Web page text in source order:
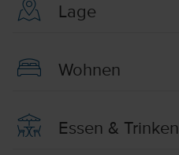
Lage
Wohnen
Essen & Trinken